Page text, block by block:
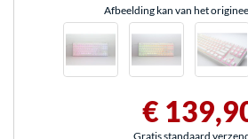
Afbeelding kan van het
€
Gratis standaard